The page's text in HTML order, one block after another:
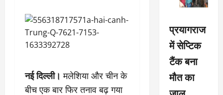
नई दिल्ली। मलेशिया और चीन के
बीच एक बार फिर तनाव बढ़ गया
प्रयागराज
में सेप्टिक
टैंक बना
मौत का